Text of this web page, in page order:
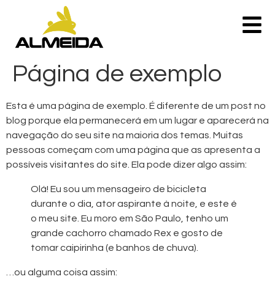
Página de exemplo
Esta é uma página de exemplo. É diferente de um post no
blog porque ela permanecerá em um lugar e aparecerá na
navegação do seu site na maioria dos temas. Muitas
pessoas começam com uma página que as apresenta a
possíveis visitantes do site. Ela pode dizer algo assim:
Olá! Eu sou um mensageiro de bicicleta
durante o dia, ator aspirante à noite, e este é
o meu site. Eu moro em São Paulo, tenho um
grande cachorro chamado Rex e gosto de
tomar caipirinha (e banhos de chuva).
…ou alguma coisa assim: